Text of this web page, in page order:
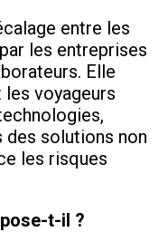
entre les
les entreprises
Elle
voyageurs
solutions non
les risques
t-il ?